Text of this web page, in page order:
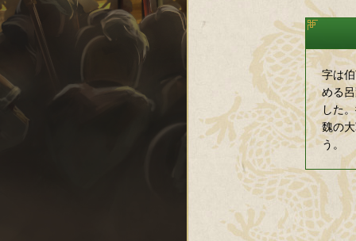
字は
める
した
魏の
う。